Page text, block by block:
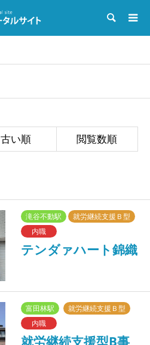
検索
古い順 閲覧数順
滝谷不動駅
就労継続支援Ｂ型
内職
テンダァハート錦織
富田林駅
就労継続支援Ｂ型
内職
就労継続支援型B事